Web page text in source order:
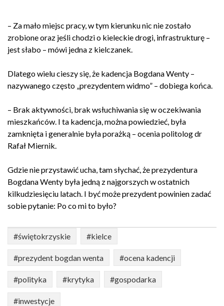
– Za mało miejsc pracy, w tym kierunku nic nie zostało
zrobione oraz jeśli chodzi o kieleckie drogi, infrastrukturę –
jest słabo – mówi jedna z kielczanek.
Dlatego wielu cieszy się, że kadencja Bogdana Wenty –
nazywanego często „prezydentem widmo” – dobiega końca.
– Brak aktywności, brak wsłuchiwania się w oczekiwania
mieszkańców. I ta kadencja, można powiedzieć, była
zamknięta i generalnie była porażką – ocenia politolog dr
Rafał Miernik.
Gdzie nie przystawić ucha, tam słychać, że prezydentura
Bogdana Wenty była jedną z najgorszych w ostatnich
kilkudziesięciu latach. I być może prezydent powinien zadać
sobie pytanie: Po co mi to było?
#świętokrzyskie #kielce
#prezydent bogdan wenta #ocena kadencji
#polityka #krytyka #gospodarka
#inwestycje